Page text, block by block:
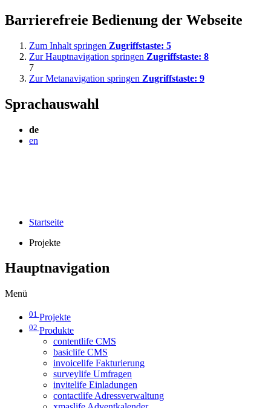
Barrierefreie Bedienung der Webseite
Zum Inhalt springen Zugriffstaste: 5
Zur Hauptnavigation springen Zugriffstaste: 8
7
Zur Metanavigation springen Zugriffstaste: 9
Sprachauswahl
de
en
Startseite
Projekte
Hauptnavigation
Menü
01 Projekte
02 Produkte
contentlife CMS
basiclife CMS
invoicelife Fakturierung
surveylife Umfragen
invitelife Einladungen
contactlife Adressverwaltung